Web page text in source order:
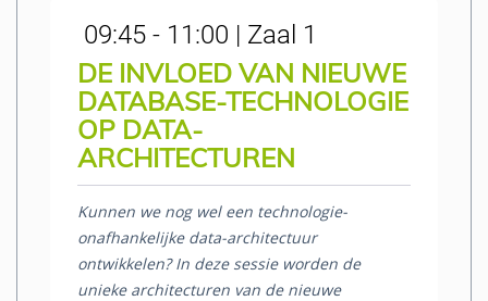
09:45 - 11:00 | Zaal 1
DE INVLOED VAN NIEUWE
DATABASE-TECHNOLOGIE
OP DATA-
ARCHITECTUREN
Kunnen we nog wel een technologie-
onafhankelijke data-architectuur
ontwikkelen? In deze sessie worden de
unieke architecturen van de nieuwe